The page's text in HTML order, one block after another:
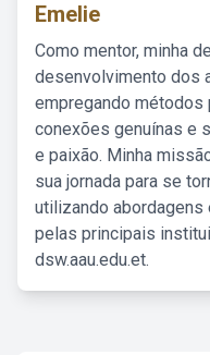
Emelie
Como mentor, minha
desenvolvimento dos
empregando
conexões genuínas e
e paixão. Minha
sua jornada para se
utilizando abordagens
pelas principais
dsw.aau.edu.et.